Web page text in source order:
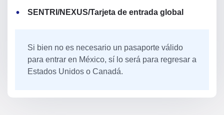
SENTRI/NEXUS/Tarjeta de entrada global
Si bien no es necesario un pasaporte válido
para entrar en México, sí lo será para regresar a
Estados Unidos o Canadá.